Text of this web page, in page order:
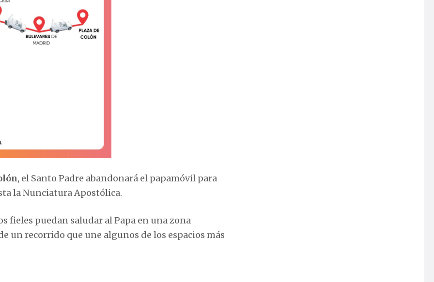
, el Santo Padre abandonará el papamóvil para
la Nunciatura Apostólica.
fieles puedan saludar al Papa en una zona
un recorrido que une algunos de los espacios más